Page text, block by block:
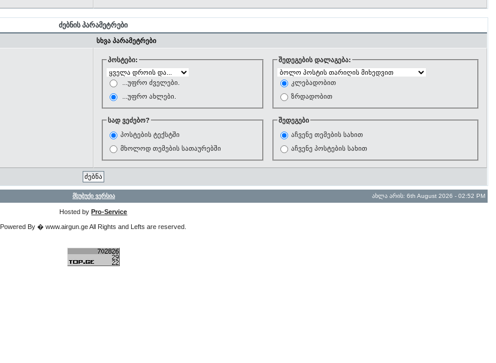
ძებნის პარამეტრები
სხვა პარამეტრები
პოსტები:
...უფრო ძველები.
...უფრო ახლები.
შედეგების დალაგება:
კლებადობით
ზრდადობით
სად ვეძებო?
პოსტების ტექსტში
მხოლოდ თემების სათაურებში
შედეგები
აჩვენე თემების სახით
აჩვენე პოსტების სახით
მსუბუქი ვერსია ახლა არის: 6th August 2026 - 02:52 PM
Hosted byPro-Service
Powered By � www.airgun.ge All Rights and Lefts are reserved.